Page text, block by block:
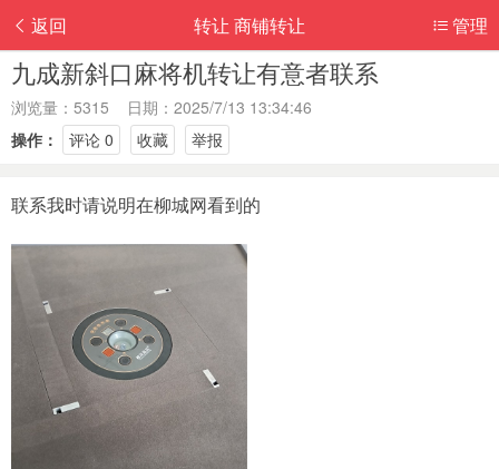
返回 管理
转让 商铺转让
九成新斜口麻将机转让有意者联系
浏览量：5315 日期：2025/7/13 13:34:46
操作：
评论 0 收藏 举报
联系我时请说明在柳城网看到的